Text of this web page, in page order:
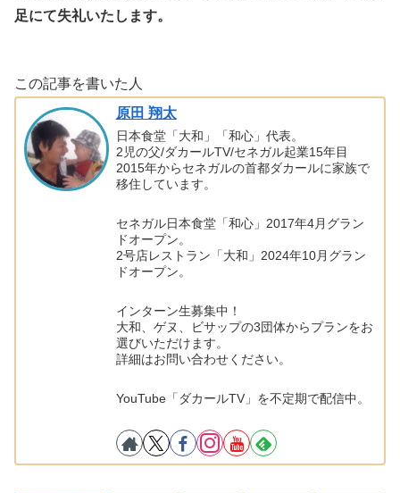
足にて失礼いたします。
この記事を書いた人
原田 翔太
日本食堂「大和」「和心」代表。
2児の父/ダカールTV/セネガル起業15年目
2015年からセネガルの首都ダカールに家族で
移住しています。
セネガル日本食堂「和心」2017年4月グラン
ドオープン。
2号店レストラン「大和」2024年10月グラン
ドオープン。
インターン生募集中！
大和、ゲヌ、ビサップの3団体からプランをお
選びいただけます。
詳細はお問い合わせください。
YouTube「ダカールTV」を不定期で配信中。